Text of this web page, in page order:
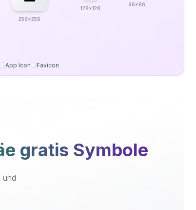
256x256
128x128
96x96
App Icon Favicon
gratis Symbole
und